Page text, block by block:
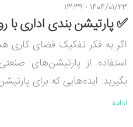
1404/01/23 - 13:39
✅ پارتیشن بندی اداری با
اگر به فکر تفکیک فضای کاری
استفاده از پارتیشن‌های
بگیرید. ایده‌هایی که برای
ادامه